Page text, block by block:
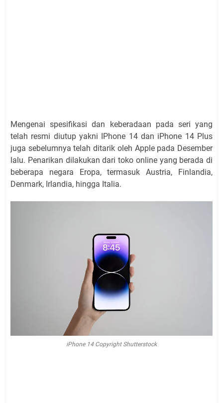
Mengenai spesifikasi dan keberadaan pada seri yang
telah resmi diutup yakni IPhone 14 dan iPhone 14 Plus
juga sebelumnya telah ditarik oleh Apple pada Desember
lalu. Penarikan dilakukan dari toko online yang berada di
beberapa negara Eropa, termasuk Austria, Finlandia,
Denmark, Irlandia, hingga Italia.
iPhone 14 Copyright Shutterstock